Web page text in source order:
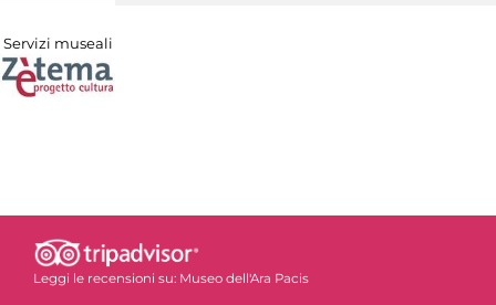
Servizi museali
Leggi le recensioni su: Museo dell'Ara Pacis